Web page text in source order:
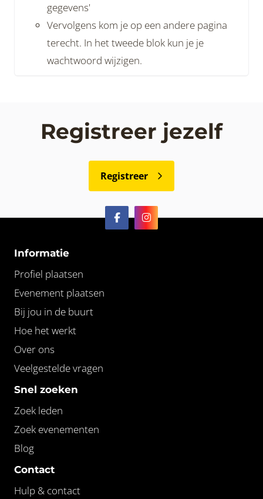
gegevens'
Vervolgens kom je op een andere pagina
terecht. In het tweede blok kun je je
wachtwoord wijzigen.
Registreer jezelf
Registreer
Informatie
Profiel plaatsen
Evenement plaatsen
Bij jou in de buurt
Hoe het werkt
Over ons
Veelgestelde vragen
Snel zoeken
Zoek leden
Zoek evenementen
Blog
Contact
Hulp & contact